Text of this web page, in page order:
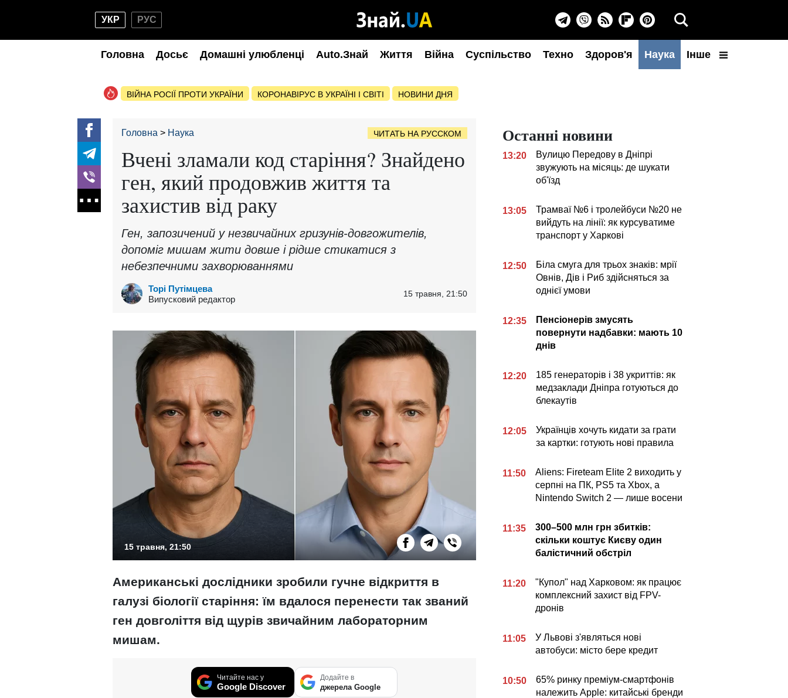
УКР РУС
Головна Досьє Домашні улюбленці Auto.Знай Життя Війна Суспільство Техно Здоров'я Наука Інше
ВІЙНА РОСІЇ ПРОТИ УКРАЇНИ КОРОНАВІРУС В УКРАЇНІ І СВІТІ НОВИНИ ДНЯ
Головна Наука ЧИТАТЬ НА РУССКОМ
Вчені зламали код старіння? Знайдено
ген, який продовжив життя та
захистив від раку
Ген, запозичений у незвичайних гризунів-довгожителів,
допоміг мишам жити довше і рідше стикатися з
небезпечними захворюваннями
Торі Путімцева
Випусковий редактор
15 травня, 21:50
15 травня, 21:50
Американські дослідники зробили гучне відкриття в
галузі біології старіння: їм вдалося перенести так званий
ген довголіття від щурів звичайним лабораторним
мишам.
Читайте нас у
Google Discover
Додайте в
джерела Google
Останні новини
13:20
Вулицю Передову в Дніпрі
звужують на місяць: де шукати
об'їзд
13:05
Трамваї №6 і тролейбуси №20 не
вийдуть на лінії: як курсуватиме
транспорт у Харкові
12:50
Біла смуга для трьох знаків: мрії
Овнів, Дів і Риб здійсняться за
однієї умови
12:35
Пенсіонерів змусять
повернути надбавки: мають 10
днів
12:20
185 генераторів і 38 укриттів: як
медзаклади Дніпра готуються до
блекаутів
12:05
Українців хочуть кидати за грати
за картки: готують нові правила
11:50
Aliens: Fireteam Elite 2 виходить у
серпні на ПК, PS5 та Xbox, а
Nintendo Switch 2 — лише восени
11:35
300–500 млн грн збитків:
скільки коштує Києву один
балістичний обстріл
11:20
"Купол" над Харковом: як працює
комплексний захист від FPV-
дронів
11:05
У Львові з'являться нові
автобуси: місто бере кредит
10:50
65% ринку преміум-смартфонів
належить Apple: китайські бренди